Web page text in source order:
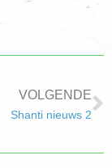
VOLGENDE
Shanti nieuws 2